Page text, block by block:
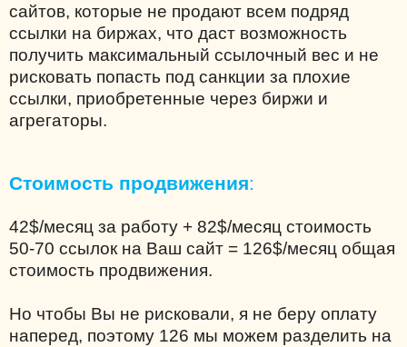
сайтов, которые не продают всем подряд
ссылки на биржах, что даст возможность
получить максимальный ссылочный вес и не
рисковать попасть под санкции за плохие
ссылки, приобретенные через биржи и
агрегаторы.
Стоимость продвижения:
42$/месяц за работу + 82$/месяц стоимость
50-70 ссылок на Ваш сайт = 126$/месяц общая
стоимость продвижения.
Но чтобы Вы не рисковали, я не беру оплату
наперед, поэтому 126 мы можем разделить на